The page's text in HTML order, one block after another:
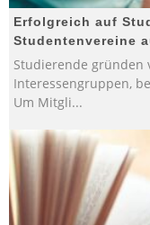
Erfolgreich auf
Studentenvereine
Studierende gründen
Interessengruppen,
Um Mitgli...